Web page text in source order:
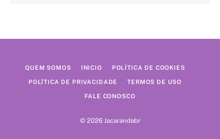
QUEM SOMOS INICIO POLÍTICA DE COOKIES
POLÍTICA DE PRIVACIDADE TERMOS DE USO
FALE CONOSCO
© 2026 Jacarandabr